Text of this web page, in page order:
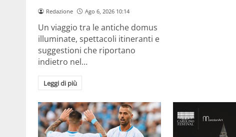
Redazione Ago 6, 2026 10:14
Un viaggio tra le antiche domus
illuminate, spettacoli itineranti e
suggestioni che riportano
indietro nel…
Leggi di più